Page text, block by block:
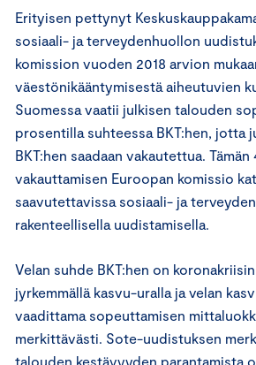
Erityisen pettynyt
sosiaali- ja terveydenhuollon
komission vuoden 2018 arvion
väestönikääntymisestä aiheutuvien
Suomessa vaatii julkisen talouden
prosentilla suhteessa BKT:hen, jotta
BKT:hen saadaan vakautettua.
vakauttamisen Euroopan komissio
saavutettavissa sosiaali- ja
rakenteellisella uudistamisella.
Velan suhde BKT:hen on
jyrkemmällä kasvu-uralla ja velan
vaadittama sopeuttamisen
merkittävästi. Sote-uudistuksen
talouden kestävyyden parantamista